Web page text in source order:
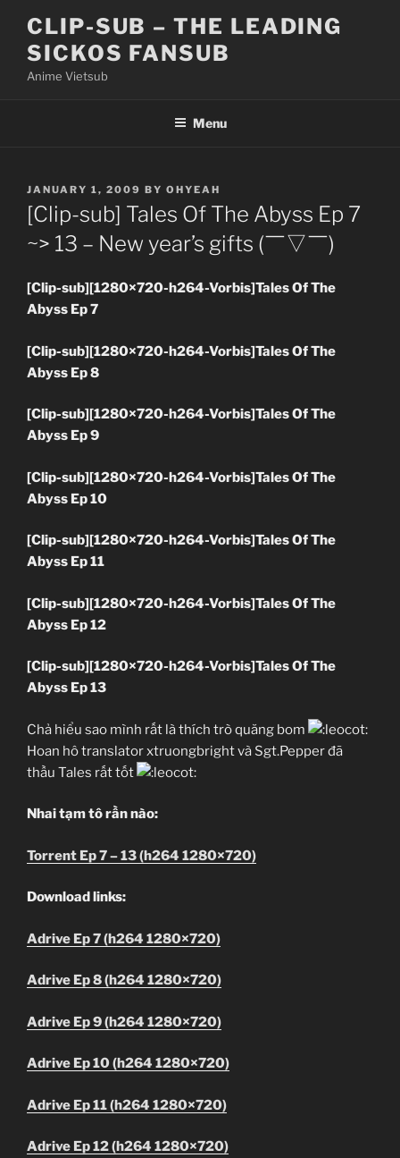
content
CLIP-SUB – THE LEADING
SICKOS FANSUB
Anime Vietsub
Menu
POSTED
ON
JANUARY 1, 2009 BY OHYEAH
[Clip-sub] Tales Of The Abyss Ep 7
~> 13 – New year’s gifts (￣▽￣)
[Clip-sub][1280×720-h264-Vorbis]Tales Of The
Abyss Ep 7
[Clip-sub][1280×720-h264-Vorbis]Tales Of The
Abyss Ep 8
[Clip-sub][1280×720-h264-Vorbis]Tales Of The
Abyss Ep 9
[Clip-sub][1280×720-h264-Vorbis]Tales Of The
Abyss Ep 10
[Clip-sub][1280×720-h264-Vorbis]Tales Of The
Abyss Ep 11
[Clip-sub][1280×720-h264-Vorbis]Tales Of The
Abyss Ep 12
[Clip-sub][1280×720-h264-Vorbis]Tales Of The
Abyss Ep 13
Chả hiểu sao mình rất là thích trò quăng bom
Hoan hô translator xtruongbright và Sgt.Pepper đã
thầu Tales rất tốt
Nhai tạm tô rần nào:
Torrent Ep 7 – 13 (h264 1280×720)
Download links:
Adrive Ep 7 (h264 1280×720)
Adrive Ep 8 (h264 1280×720)
Adrive Ep 9 (h264 1280×720)
Adrive Ep 10 (h264 1280×720)
Adrive Ep 11 (h264 1280×720)
Adrive Ep 12 (h264 1280×720)